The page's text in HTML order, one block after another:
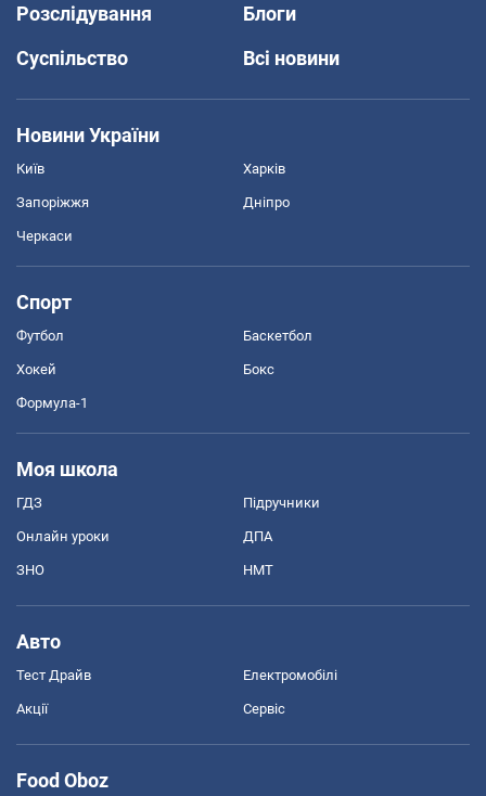
Розслідування
Блоги
Суспільство
Всі новини
Новини України
Київ Харків
Запоріжжя Дніпро
Черкаси
Спорт
Футбол Баскетбол
Хокей Бокс
Формула-1
Моя школа
ГДЗ Підручники
Онлайн уроки ДПА
ЗНО НМТ
Авто
Тест Драйв Електромобілі
Акції Сервіс
Food Oboz